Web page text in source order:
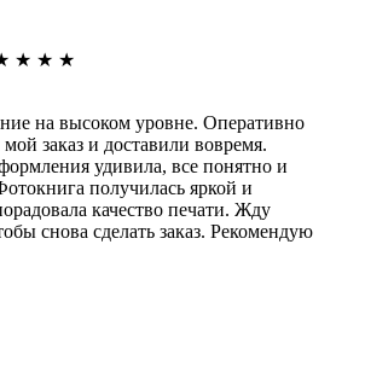
★ ★ ★
на высоком уровне. Оперативно
заказ и доставили вовремя.
удивила, все понятно и
получилась яркой и
качество печати. Жду
снова сделать заказ. Рекомендую